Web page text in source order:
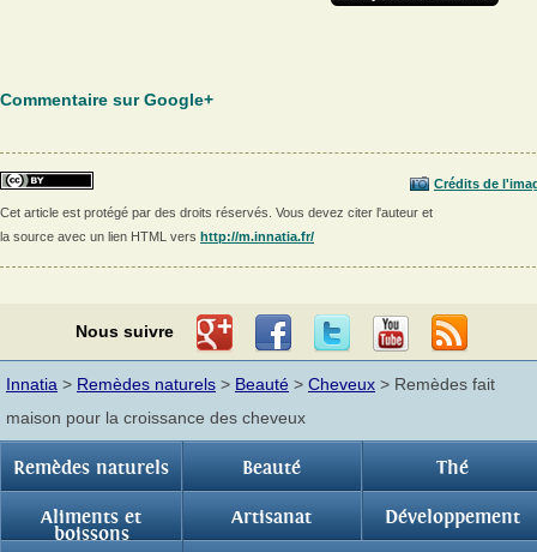
Commentaire sur Google+
Crédits de
Cet article est protégé par des droits réservés. Vous devez citer l'auteur et
la source avec un lien HTML vers http://m.innatia.fr/
Nous suivre
Innatia > Remèdes naturels > Beauté > Cheveux > Remèdes fait
maison pour la croissance des cheveux
Remèdes naturels Beauté Thé
Aliments et
boissons
Artisanat Développement